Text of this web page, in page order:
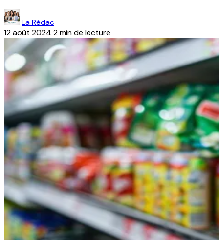
La Rédac
12 août 2024 2 min de lecture